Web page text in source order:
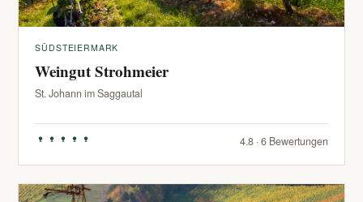
SÜDSTEIERMARK
Weingut Strohmeier
St. Johann im Saggautal
4.8 · 6 Bewertungen